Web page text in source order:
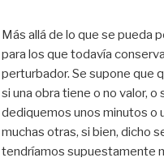
Más allá de lo que se pueda
para los que todavía
perturbador. Se supone que
si una obra tiene o no valor,
dediquemos unos minutos o
muchas otras, si bien, dicho
tendríamos supuestamente